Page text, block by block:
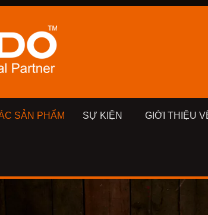
SẢN PHẨM SỰ KIỆN GIỚI THIỆU